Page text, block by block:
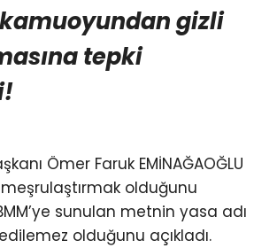
kamuoyundan gizli
tepki
Ömer Faruk EMİNAĞAOĞLU
meşrulaştırmak olduğunu
sunulan metnin yasa adı
olduğunu açıkladı.